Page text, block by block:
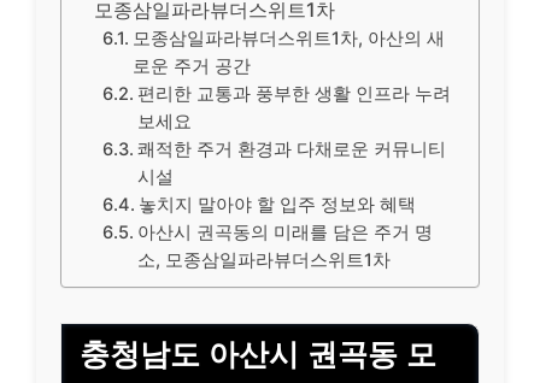
모종삼일파라뷰더스위트1차
모종삼일파라뷰더스위트1차, 아산의 새
로운 주거 공간
편리한 교통과 풍부한 생활 인프라 누려
보세요
쾌적한 주거 환경과 다채로운 커뮤니티
시설
놓치지 말아야 할 입주 정보와 혜택
아산시 권곡동의 미래를 담은 주거 명
소, 모종삼일파라뷰더스위트1차
충청남도 아산시 권곡동 모